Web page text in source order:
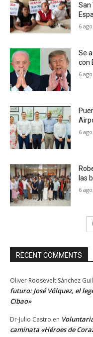
San
6
Se
con
6
6
las
6
RECENT COMMENTS
Oliver Roosevelt Sánchez
futuro: José Vólquez, el
Cibao»
Dr-Julio Castro en
caminata «Héroes de